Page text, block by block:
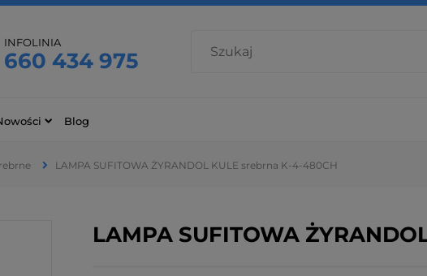
INFOLINIA
660 434 975
Blog
LAMPA SUFITOWA ŻYRANDOL KULE srebrna K-4-480CH
LAMPA SUFITOWA